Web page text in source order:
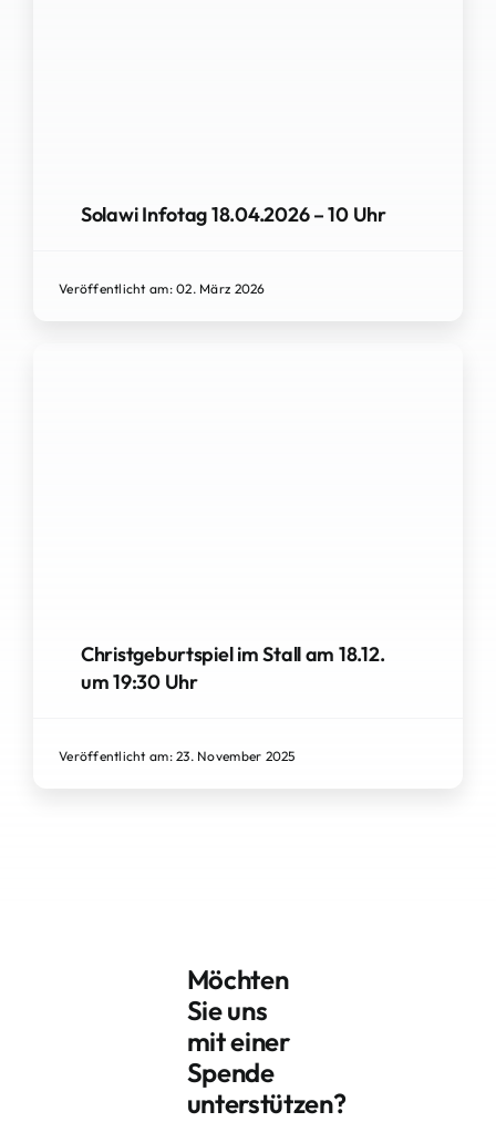
Solawi Infotag 18.04.2026 – 10 Uhr
Veröffentlicht am: 02. März 2026
Christgeburtspiel im Stall am 18.12.
um 19:30 Uhr
Veröffentlicht am: 23. November 2025
Möchten
Sie uns
mit einer
Spende
unterstützen?